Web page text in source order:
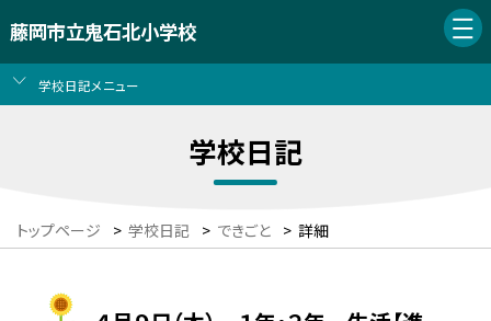
藤岡市立鬼石北小学校
学校日記メニュー
学校日記
トップページ > 学校日記 > できごと > 詳細